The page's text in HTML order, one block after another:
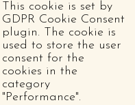
This cookie is set by
GDPR Cookie Consent
plugin. The cookie is
used to store the user
consent for the
cookies in the
category
"Performance".